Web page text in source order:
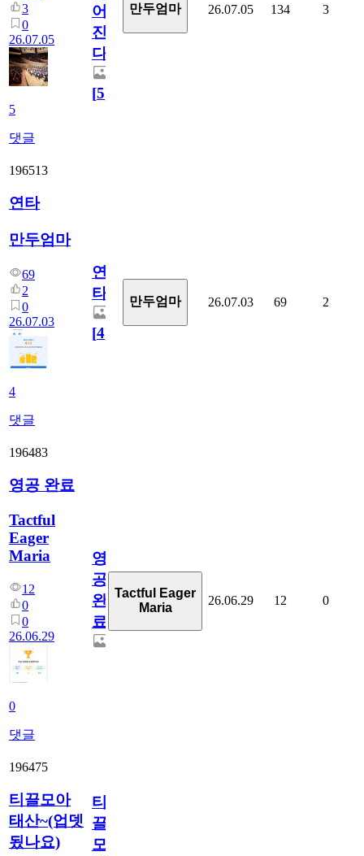
3
0
26.07.05
5
댓글
어
진
다.
[5]
만두엄마 26.07.05 134 3
196513
연타
만두엄마
69
2
0
26.07.03
4
댓글
연
타
[4]
만두엄마 26.07.03 69 2
196483
영공 완료
Tactful
Eager
Maria
12
0
0
26.06.29
0
댓글
영
공
완
료
Tactful Eager
Maria
26.06.29 12 0
196475
티끌모아
태산~(업뎃
됬나요)
티
끌
모